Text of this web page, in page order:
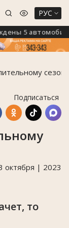
РУС
5 автомобилей
сезону
Подписаться
октября | 2023
то